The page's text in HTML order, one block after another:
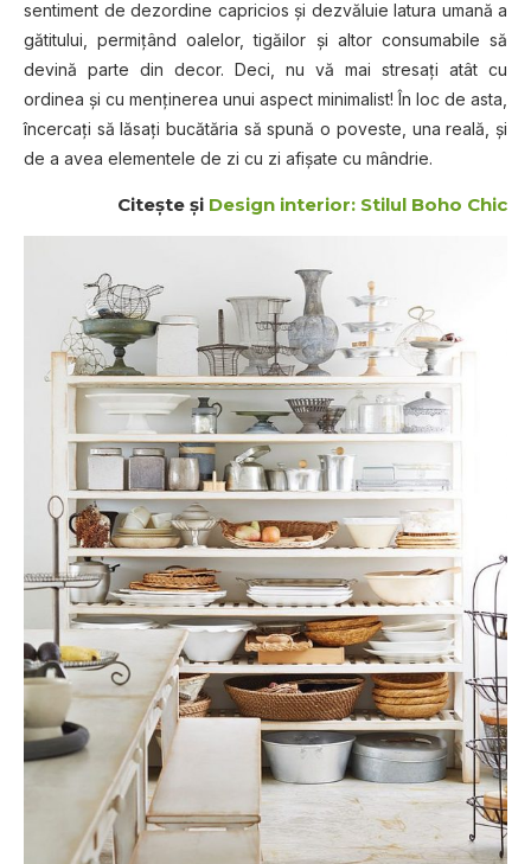
sentiment de dezordine capricios și dezvăluie latura umană a
gătitului, permițând oalelor, tigăilor și altor consumabile să
devină parte din decor. Deci, nu vă mai stresați atât cu
ordinea și cu menținerea unui aspect minimalist! În loc de asta,
încercați să lăsați bucătăria să spună o poveste, una reală, și
de a avea elementele de zi cu zi afișate cu mândrie.
Citește și Design interior: Stilul Boho Chic